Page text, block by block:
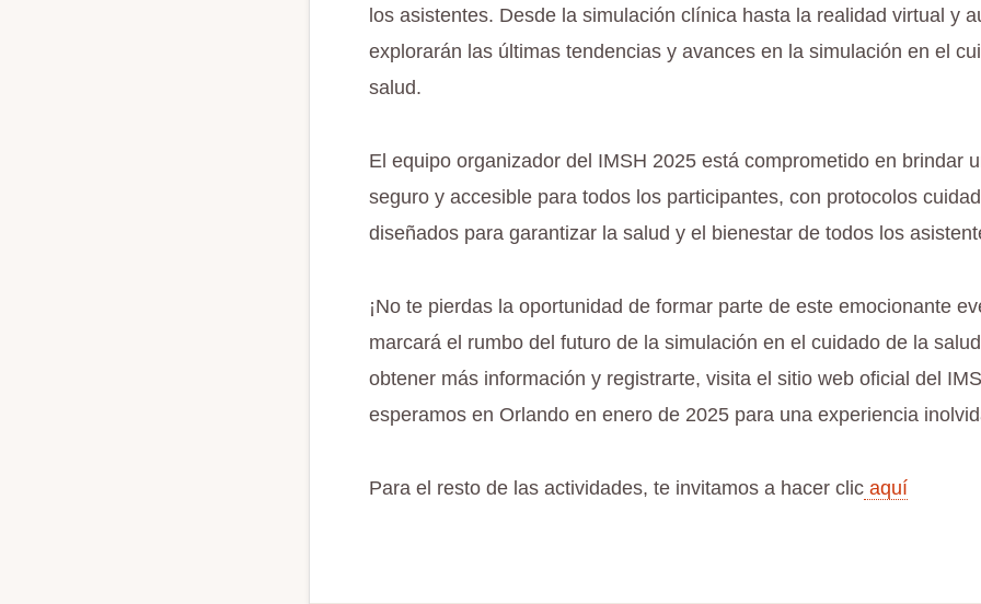
los asistentes. Desde la simulación clínica hasta la realidad virtual y
explorarán las últimas tendencias y avances en la simulación en el
salud.
El equipo organizador del IMSH 2025 está comprometido en brindar
seguro y accesible para todos los participantes, con protocolos
diseñados para garantizar la salud y el bienestar de todos los
¡No te pierdas la oportunidad de formar parte de este emocionante
marcará el rumbo del futuro de la simulación en el cuidado de la
obtener más información y registrarte, visita el sitio web oficial del
esperamos en Orlando en enero de 2025 para una experiencia
Para el resto de las actividades, te invitamos a hacer clic aquí